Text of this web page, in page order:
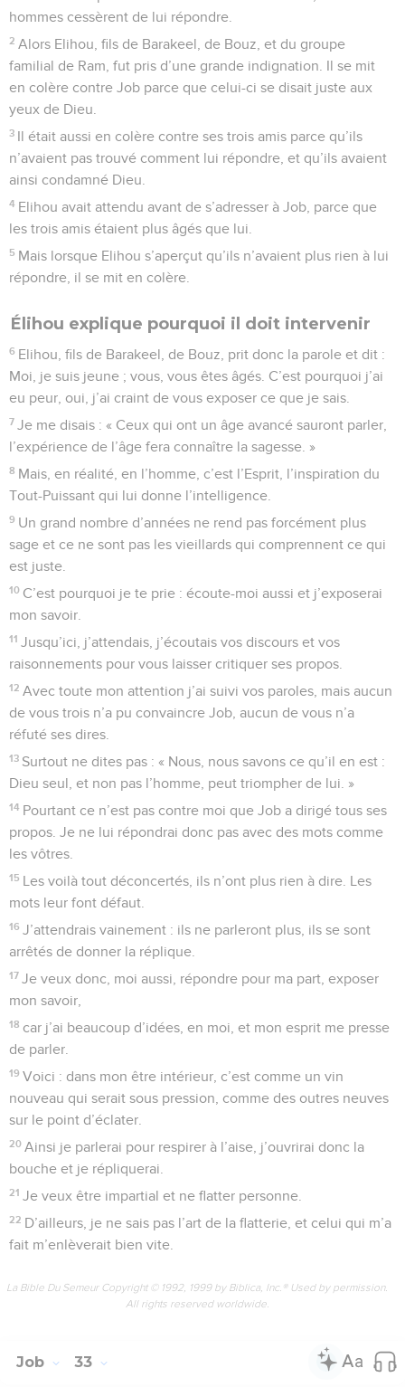
hommes cessèrent de lui répondre.
2 Alors Elihou, fils de Barakeel, de Bouz, et du groupe
familial de Ram, fut pris d’une grande indignation. Il se mit
en colère contre Job parce que celui-ci se disait juste aux
yeux de Dieu.
3 Il était aussi en colère contre ses trois amis parce qu’ils
n’avaient pas trouvé comment lui répondre, et qu’ils avaient
ainsi condamné Dieu.
4 Elihou avait attendu avant de s’adresser à Job, parce que
les trois amis étaient plus âgés que lui.
5 Mais lorsque Elihou s’aperçut qu’ils n’avaient plus rien à lui
répondre, il se mit en colère.
Élihou explique pourquoi il doit intervenir
6 Elihou, fils de Barakeel, de Bouz, prit donc la parole et dit :
Moi, je suis jeune ; vous, vous êtes âgés. C’est pourquoi j’ai
eu peur, oui, j’ai craint de vous exposer ce que je sais.
7 Je me disais : « Ceux qui ont un âge avancé sauront parler,
l’expérience de l’âge fera connaître la sagesse. »
8 Mais, en réalité, en l’homme, c’est l’Esprit, l’inspiration du
Tout-Puissant qui lui donne l’intelligence.
9 Un grand nombre d’années ne rend pas forcément plus
sage et ce ne sont pas les vieillards qui comprennent ce qui
est juste.
10 C’est pourquoi je te prie : écoute-moi aussi et j’exposerai
mon savoir.
11 Jusqu’ici, j’attendais, j’écoutais vos discours et vos
raisonnements pour vous laisser critiquer ses propos.
12 Avec toute mon attention j’ai suivi vos paroles, mais aucun
de vous trois n’a pu convaincre Job, aucun de vous n’a
réfuté ses dires.
13 Surtout ne dites pas : « Nous, nous savons ce qu’il en est :
Dieu seul, et non pas l’homme, peut triompher de lui. »
14 Pourtant ce n’est pas contre moi que Job a dirigé tous ses
propos. Je ne lui répondrai donc pas avec des mots comme
les vôtres.
15 Les voilà tout déconcertés, ils n’ont plus rien à dire. Les
mots leur font défaut.
16 J’attendrais vainement : ils ne parleront plus, ils se sont
arrêtés de donner la réplique.
17 Je veux donc, moi aussi, répondre pour ma part, exposer
mon savoir,
18 car j’ai beaucoup d’idées, en moi, et mon esprit me presse
de parler.
19 Voici : dans mon être intérieur, c’est comme un vin
nouveau qui serait sous pression, comme des outres neuves
sur le point d’éclater.
20 Ainsi je parlerai pour respirer à l’aise, j’ouvrirai donc la
bouche et je répliquerai.
21 Je veux être impartial et ne flatter personne.
22 D’ailleurs, je ne sais pas l’art de la flatterie, et celui qui m’a
fait m’enlèverait bien vite.
La Bible Du Semeur Copyright © 1992, 1999 by Biblica, Inc.® Used by permission.
All rights reserved worldwide.
Job 33